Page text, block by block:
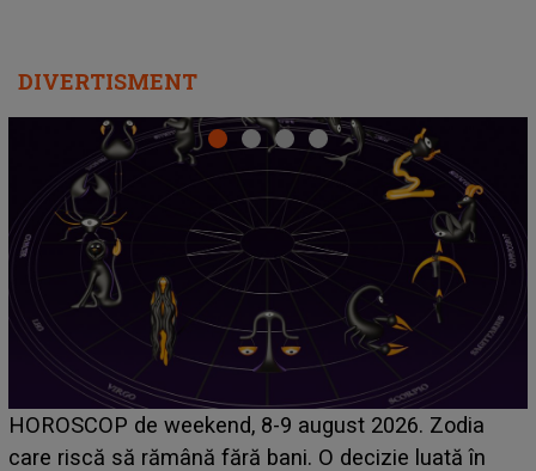
DIVERTISMENT
Emanuel a ținut ACEST DETALIU ASCUNS până
acum! În fața Alexandrei, concurentul din Casa Iubirii